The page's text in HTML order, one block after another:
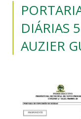
DIÁRIAS
AUZIER